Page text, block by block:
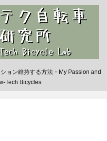
ョン維持する方法・My Passion and
Tech Bicycles